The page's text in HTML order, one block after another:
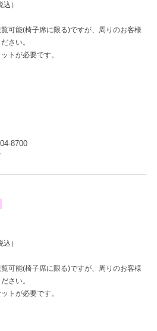
）
可能(椅子席に限る)ですが、周りのお客様
さい。
トが必要です。
8700
）
可能(椅子席に限る)ですが、周りのお客様
さい。
トが必要です。